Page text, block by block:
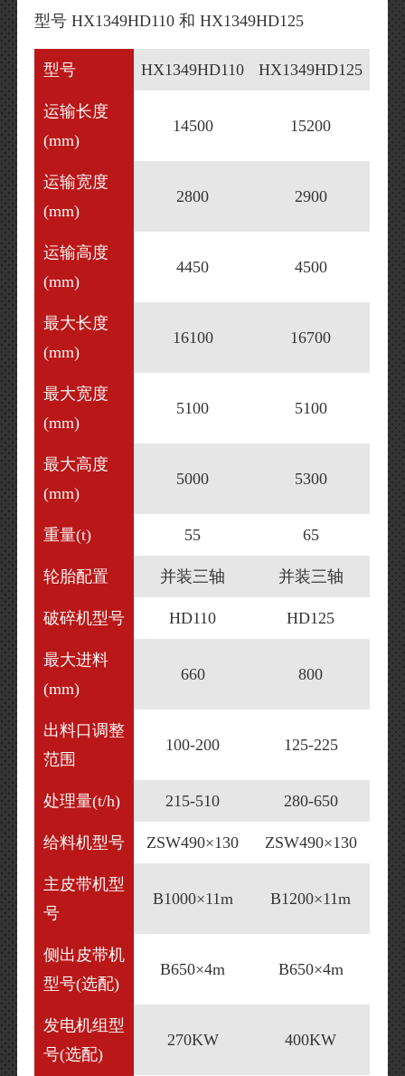
型号 HX1349HD110 和 HX1349HD125
型号 HX1349HD110 HX1349HD125
运输长度
(mm)
14500 15200
运输宽度
(mm)
2800 2900
运输高度
(mm)
4450 4500
最大长度
(mm)
16100 16700
最大宽度
(mm)
5100 5100
最大高度
(mm)
5000 5300
重量(t) 55 65
轮胎配置 并装三轴 并装三轴
破碎机型号 HD110 HD125
最大进料
(mm)
660 800
出料口调整
范围
100-200 125-225
处理量(t/h) 215-510 280-650
给料机型号 ZSW490×130 ZSW490×130
主皮带机型
号
B1000×11m B1200×11m
侧出皮带机
型号(选配)
B650×4m B650×4m
发电机组型
号(选配)
270KW 400KW